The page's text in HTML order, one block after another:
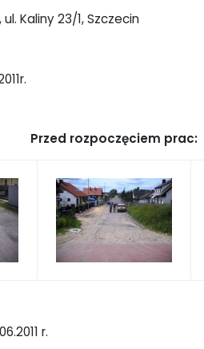
Kaliny 23/1, Szczecin
Przed rozpoczęciem prac:
r.